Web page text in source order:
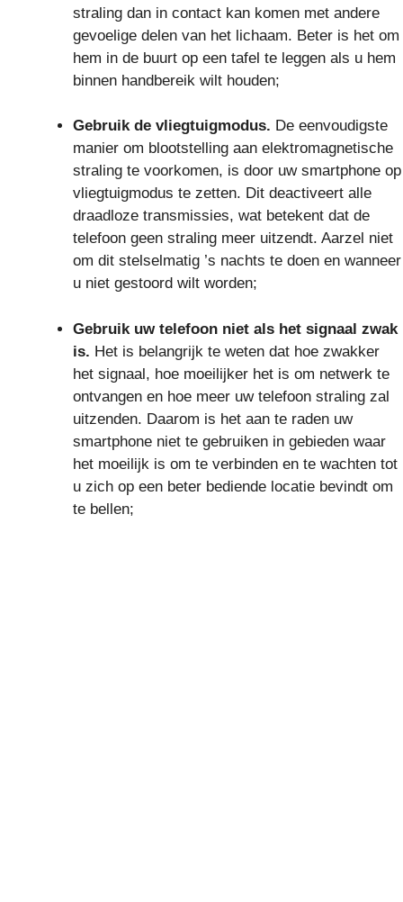
straling dan in contact kan komen met andere
gevoelige delen van het lichaam. Beter is het om
hem in de buurt op een tafel te leggen als u hem
binnen handbereik wilt houden;
Gebruik de vliegtuigmodus. De eenvoudigste
manier om blootstelling aan elektromagnetische
straling te voorkomen, is door uw smartphone op
vliegtuigmodus te zetten. Dit deactiveert alle
draadloze transmissies, wat betekent dat de
telefoon geen straling meer uitzendt. Aarzel niet
om dit stelselmatig ’s nachts te doen en wanneer
u niet gestoord wilt worden;
Gebruik uw telefoon niet als het signaal zwak
is. Het is belangrijk te weten dat hoe zwakker
het signaal, hoe moeilijker het is om netwerk te
ontvangen en hoe meer uw telefoon straling zal
uitzenden. Daarom is het aan te raden uw
smartphone niet te gebruiken in gebieden waar
het moeilijk is om te verbinden en te wachten tot
u zich op een beter bediende locatie bevindt om
te bellen;